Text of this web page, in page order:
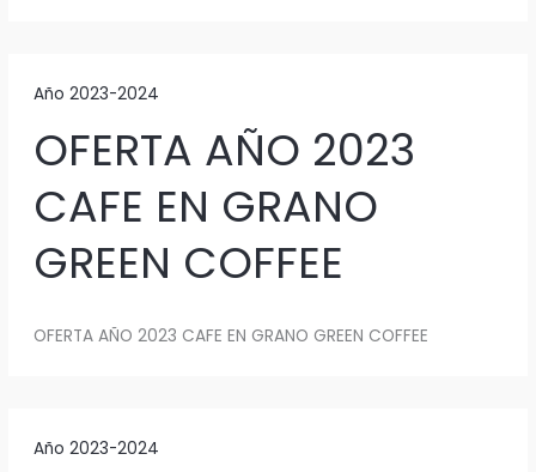
Año 2023-2024
OFERTA AÑO 2023
CAFE EN GRANO
GREEN COFFEE
OFERTA AÑO 2023 CAFE EN GRANO GREEN COFFEE
Año 2023-2024